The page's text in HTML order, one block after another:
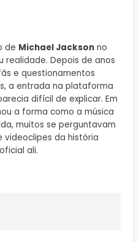
de Michael Jackson no
realidade. Depois de anos
e questionamentos
a entrada na plataforma
difícil de explicar. Em
a forma como a música
muitos se perguntavam
videoclipes da história
ali.